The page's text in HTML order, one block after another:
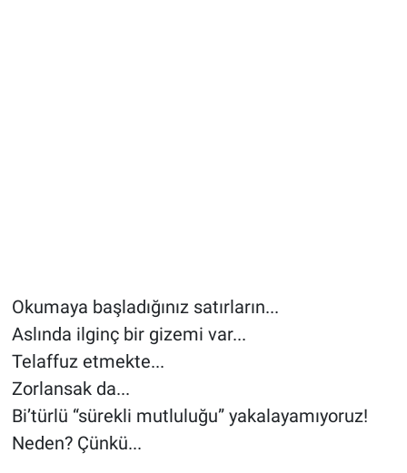
Okumaya başladığınız satırların...
Aslında ilginç bir gizemi var...
Telaffuz etmekte...
Zorlansak da...
Bi’türlü “sürekli mutluluğu” yakalayamıyoruz!
Neden? Çünkü...